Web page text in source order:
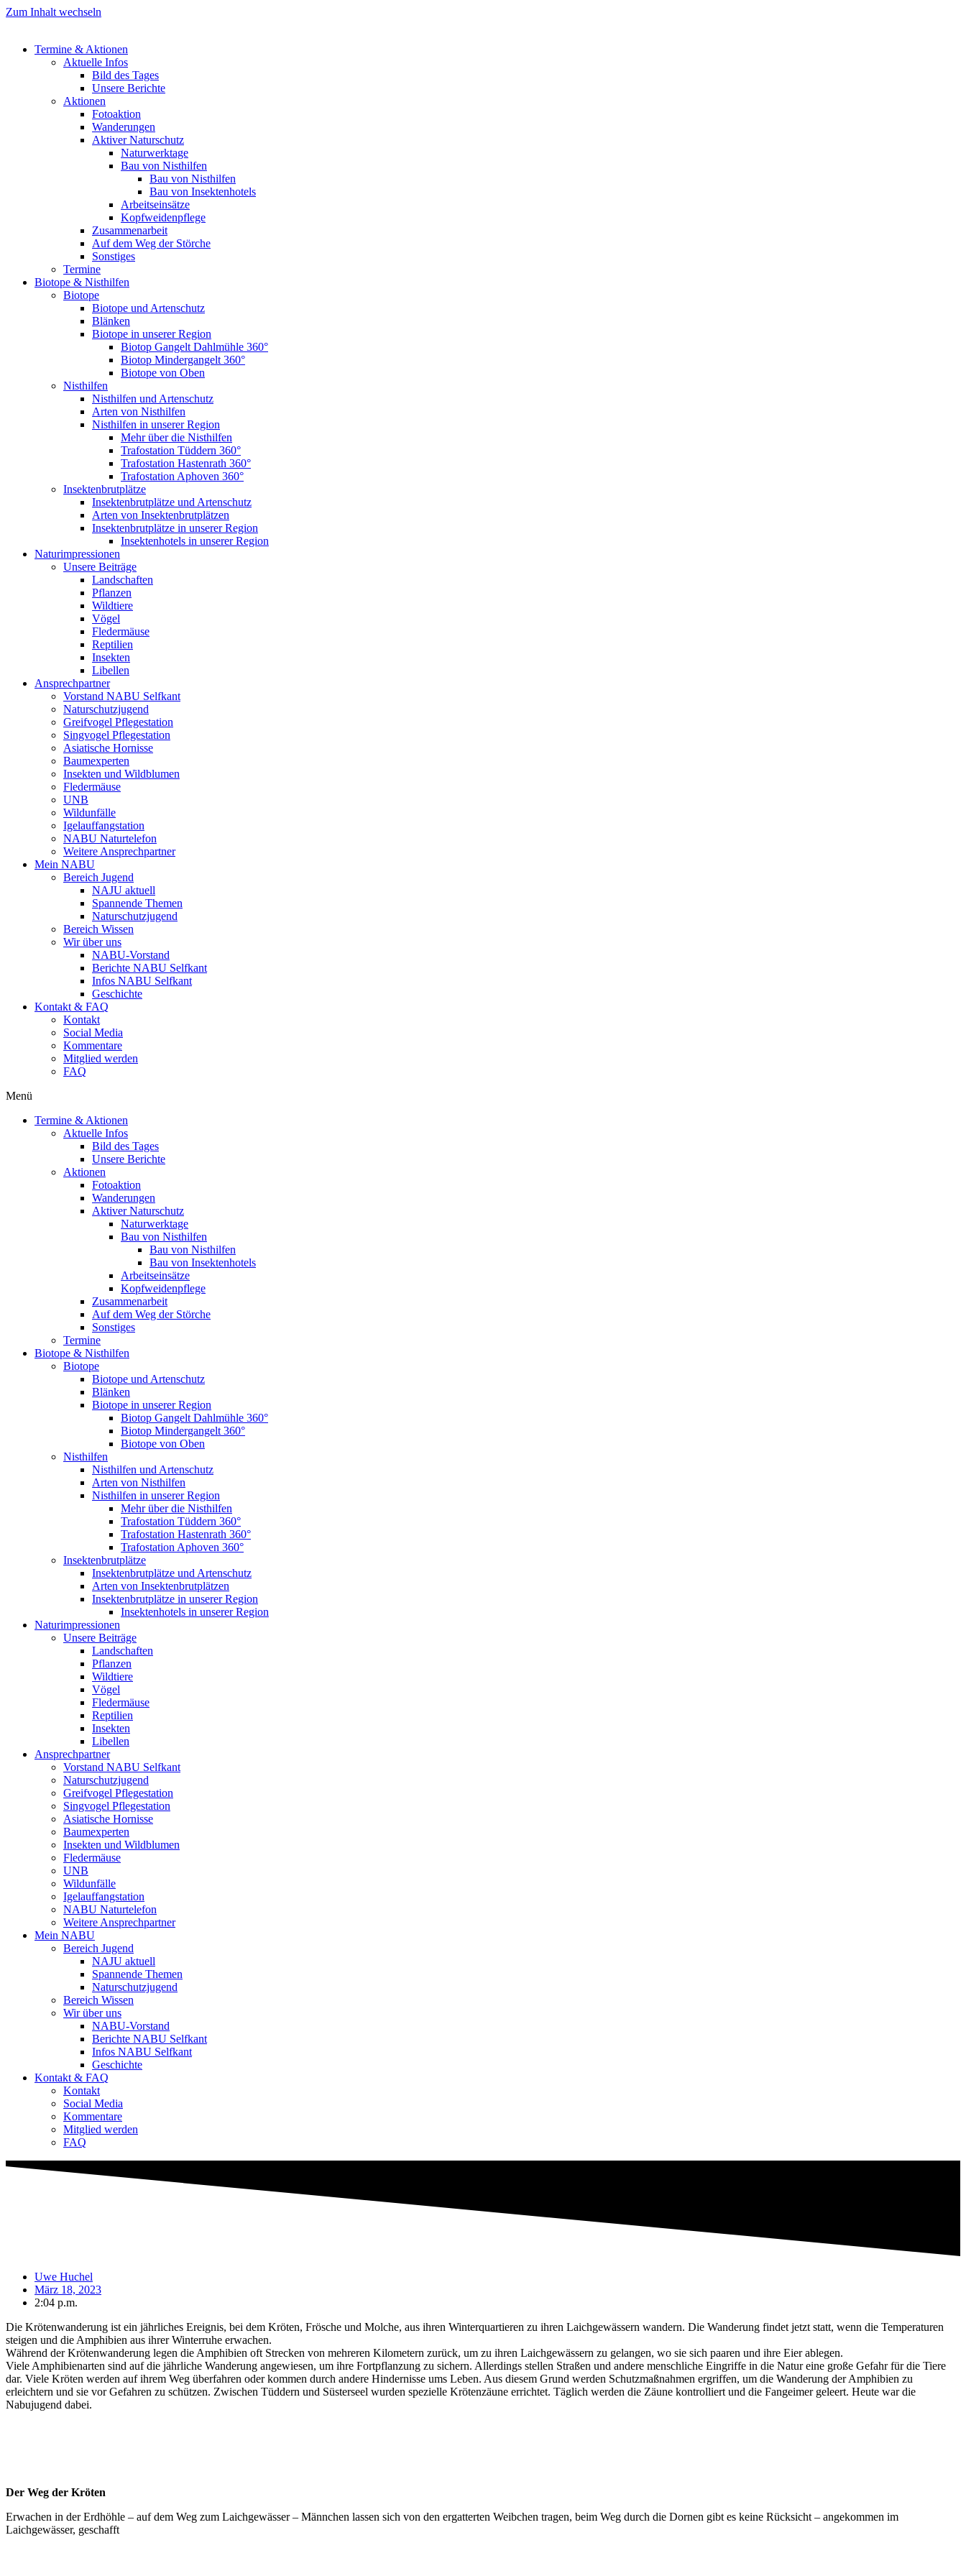
Zum Inhalt wechseln
Termine & Aktionen
Aktuelle Infos
Bild des Tages
Unsere Berichte
Aktionen
Fotoaktion
Wanderungen
Aktiver Naturschutz
Naturwerktage
Bau von Nisthilfen
Bau von Nisthilfen
Bau von Insektenhotels
Arbeitseinsätze
Kopfweidenpflege
Zusammenarbeit
Auf dem Weg der Störche
Sonstiges
Termine
Biotope & Nisthilfen
Biotope
Biotope und Artenschutz
Blänken
Biotope in unserer Region
Biotop Gangelt Dahlmühle 360°
Biotop Mindergangelt 360°
Biotope von Oben
Nisthilfen
Nisthilfen und Artenschutz
Arten von Nisthilfen
Nisthilfen in unserer Region
Mehr über die Nisthilfen
Trafostation Tüddern 360°
Trafostation Hastenrath 360°
Trafostation Aphoven 360°
Insektenbrutplätze
Insektenbrutplätze und Artenschutz
Arten von Insektenbrutplätzen
Insektenbrutplätze in unserer Region
Insektenhotels in unserer Region
Naturimpressionen
Unsere Beiträge
Landschaften
Pflanzen
Wildtiere
Vögel
Fledermäuse
Reptilien
Insekten
Libellen
Ansprechpartner
Vorstand NABU Selfkant
Naturschutzjugend
Greifvogel Pflegestation
Singvogel Pflegestation
Asiatische Hornisse
Baumexperten
Insekten und Wildblumen
Fledermäuse
UNB
Wildunfälle
Igelauffangstation
NABU Naturtelefon
Weitere Ansprechpartner
Mein NABU
Bereich Jugend
NAJU aktuell
Spannende Themen
Naturschutzjugend
Bereich Wissen
Wir über uns
NABU-Vorstand
Berichte NABU Selfkant
Infos NABU Selfkant
Geschichte
Kontakt & FAQ
Kontakt
Social Media
Kommentare
Mitglied werden
FAQ
Menü
Termine & Aktionen
Aktuelle Infos
Bild des Tages
Unsere Berichte
Aktionen
Fotoaktion
Wanderungen
Aktiver Naturschutz
Naturwerktage
Bau von Nisthilfen
Bau von Nisthilfen
Bau von Insektenhotels
Arbeitseinsätze
Kopfweidenpflege
Zusammenarbeit
Auf dem Weg der Störche
Sonstiges
Termine
Biotope & Nisthilfen
Biotope
Biotope und Artenschutz
Blänken
Biotope in unserer Region
Biotop Gangelt Dahlmühle 360°
Biotop Mindergangelt 360°
Biotope von Oben
Nisthilfen
Nisthilfen und Artenschutz
Arten von Nisthilfen
Nisthilfen in unserer Region
Mehr über die Nisthilfen
Trafostation Tüddern 360°
Trafostation Hastenrath 360°
Trafostation Aphoven 360°
Insektenbrutplätze
Insektenbrutplätze und Artenschutz
Arten von Insektenbrutplätzen
Insektenbrutplätze in unserer Region
Insektenhotels in unserer Region
Naturimpressionen
Unsere Beiträge
Landschaften
Pflanzen
Wildtiere
Vögel
Fledermäuse
Reptilien
Insekten
Libellen
Ansprechpartner
Vorstand NABU Selfkant
Naturschutzjugend
Greifvogel Pflegestation
Singvogel Pflegestation
Asiatische Hornisse
Baumexperten
Insekten und Wildblumen
Fledermäuse
UNB
Wildunfälle
Igelauffangstation
NABU Naturtelefon
Weitere Ansprechpartner
Mein NABU
Bereich Jugend
NAJU aktuell
Spannende Themen
Naturschutzjugend
Bereich Wissen
Wir über uns
NABU-Vorstand
Berichte NABU Selfkant
Infos NABU Selfkant
Geschichte
Kontakt & FAQ
Kontakt
Social Media
Kommentare
Mitglied werden
FAQ
Uwe Huchel
März 18, 2023
2:04 p.m.
Die Krötenwanderung ist ein jährliches Ereignis, bei dem Kröten, Frösche und Molche, aus ihren Winterquartieren zu ihren Laichgewässern wandern. Die Wanderung findet jetzt statt, wenn die Temperaturen
steigen und die Amphibien aus ihrer Winterruhe erwachen.
Während der Krötenwanderung legen die Amphibien oft Strecken von mehreren Kilometern zurück, um zu ihren Laichgewässern zu gelangen, wo sie sich paaren und ihre Eier ablegen.
Viele Amphibienarten sind auf die jährliche Wanderung angewiesen, um ihre Fortpflanzung zu sichern. Allerdings stellen Straßen und andere menschliche Eingriffe in die Natur eine große Gefahr für die Tiere
dar. Viele Kröten werden auf ihrem Weg überfahren oder kommen durch andere Hindernisse ums Leben. Aus diesem Grund werden Schutzmaßnahmen ergriffen, um die Wanderung der Amphibien zu
erleichtern und sie vor Gefahren zu schützen. Zwischen Tüddern und Süsterseel wurden spezielle Krötenzäune errichtet. Täglich werden die Zäune kontrolliert und die Fangeimer geleert. Heute war die
Nabujugend dabei.
Der Weg der Kröten
Erwachen in der Erdhöhle – auf dem Weg zum Laichgewässer – Männchen lassen sich von den ergatterten Weibchen tragen, beim Weg durch die Dornen gibt es keine Rücksicht – angekommen im
Laichgewässer, geschafft